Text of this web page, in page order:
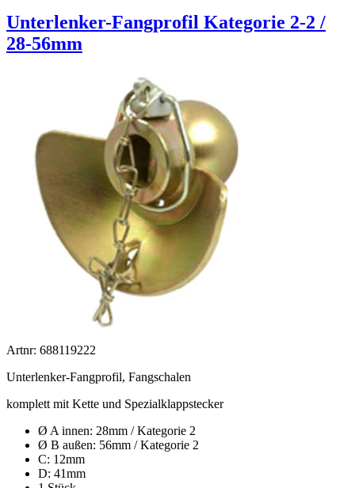
Unterlenker-Fangprofil Kategorie 2-2 /
28-56mm
Artnr: 688119222
Unterlenker-Fangprofil, Fangschalen
komplett mit Kette und Spezialklappstecker
Ø A innen: 28mm / Kategorie 2
Ø B außen: 56mm / Kategorie 2
C: 12mm
D: 41mm